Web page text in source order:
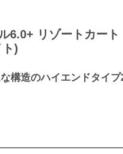
6.0+ リゾートカート
)
構造のハイエンドタイプ